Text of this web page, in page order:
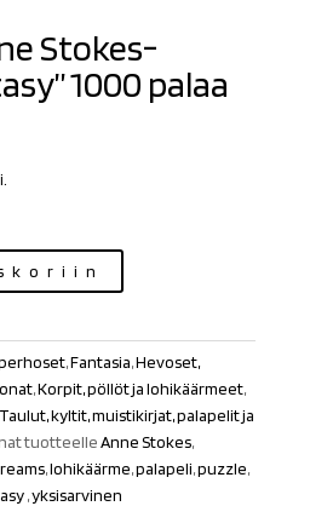
Stokes-
1000 palaa
,Fantasia,Hevoset,
,Korpit, pöllöt ja lohikäärmeet,
Taulut, kyltit, muistikirjat, palapelit ja
tuotteelleAnne Stokes,
,lohikäärme,palapeli,puzzle,
,yksisarvinen